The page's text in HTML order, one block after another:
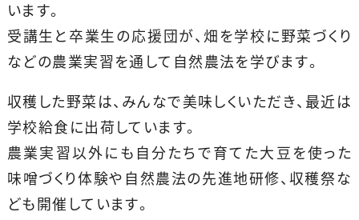
います。
受講生と卒業生の応援団が、畑を学校に野菜づくり
などの農業実習を通して自然農法を学びます。
収穫した野菜は、みんなで美味しくいただき、最近は
学校給食に出荷しています。
農業実習以外にも自分たちで育てた大豆を使った
味噌づくり体験や自然農法の先進地研修、収穫祭な
ども開催しています。